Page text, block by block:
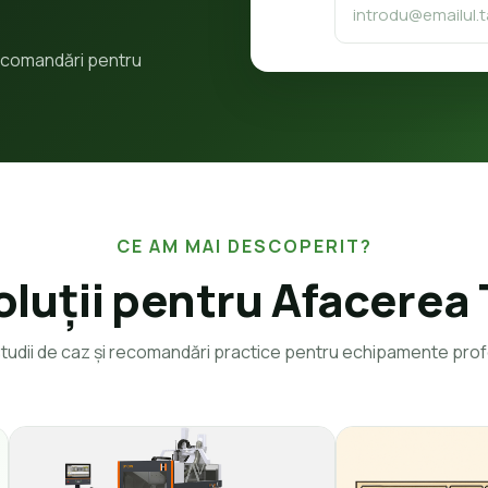
pentru
CE AM MAI DESCOPERIT?
pentru Afacerea
de caz și recomandări practice pentru echipamente